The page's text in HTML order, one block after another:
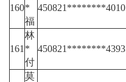
160*
福
450821********4010
161
林
*
付
450821********4393
莫